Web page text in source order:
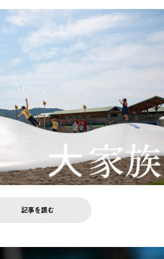
記事を読む